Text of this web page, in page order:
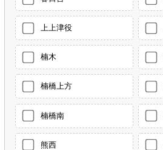
上上津役
楠木
楠橋上方
楠橋南
熊西